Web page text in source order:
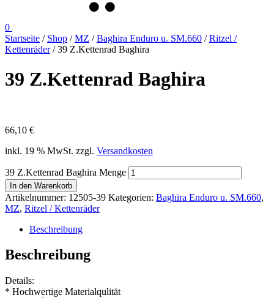
0
Startseite / Shop /MZ /Baghira Enduro u. SM.660 /Ritzel /
Kettenräder/ 39 Z.Kettenrad Baghira
39 Z.Kettenrad Baghira
66,10 €
inkl. 19 % MwSt. zzgl. Versandkosten
39 Z.Kettenrad Baghira Menge
In den Warenkorb
Artikelnummer: 12505-39 Kategorien: Baghira Enduro u. SM.660,
MZ, Ritzel / Kettenräder
Beschreibung
Beschreibung
Details:
* Hochwertige Materialqulität